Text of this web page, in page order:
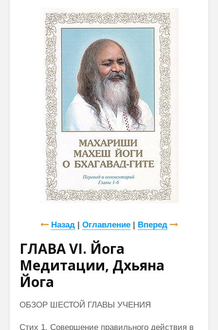
Назад| Оглавление| Вперед
ГЛАВА VI. Йога
Медитации, Дхьяна
Йога
ОБЗОР ШЕСТОЙ ГЛАВЫ УЧЕНИЯ
Стих 1. Совершение правильного действия в
Три облика
Махариши